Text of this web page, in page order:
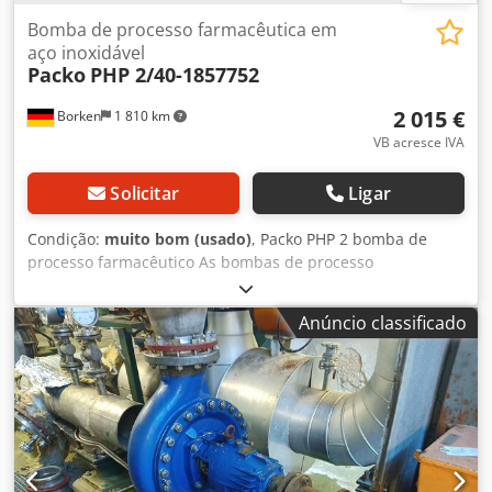
Borken 1 810 km
Bomba de processo farmacêutica em
aço inoxidável
Packo PHP 2/40-1857752
2 015 €
VB acresce IVA
Solicitar Ligar
Condição: muito bom (usado), Packo PHP 2 bomba de
processo farmacêutico As bombas de processo
farmacêutico da série PHP2 certificadas pela EHEDG e 3A
da Packo são utilizadas para aplicações estéreis altamente
exigentes nas indústrias farmacêutica, biotecnológica e de
semicondutores. Essas bombas, perfeitamente limpas,
possuem carcaças de bomba em aço inoxidável 316L
espesso e laminado a frio, 100% livres de poros e com
acabamento extremamente liso. As bombas são equipadas
com impulsores totalmente usinados, abertos, em material
1.4435. Graças ao seu design sem folgas e ao polimento
Anúncio classificado